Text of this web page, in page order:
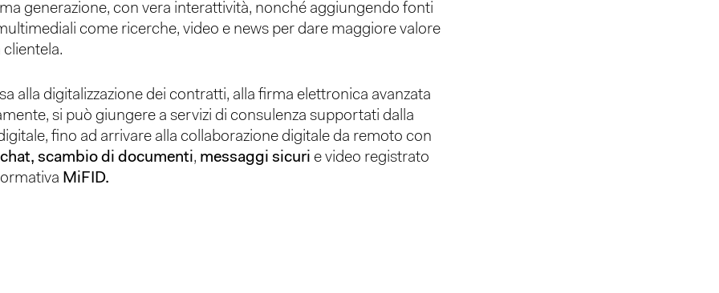
generazione, con vera interattività, nonché aggiungendo fonti
come ricerche, video e news per dare maggiore valore
alla digitalizzazione dei contratti, alla firma elettronica avanzata
si può giungere a servizi di consulenza supportati dalla
fino ad arrivare alla collaborazione digitale da remoto con
chat, scambio di documenti, messaggi sicuri e video registrato
MiFID.